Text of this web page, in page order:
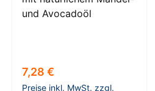
und Avocadoöl
Regulärer Preis:
7,28 €
Preise inkl. MwSt. zzgl.